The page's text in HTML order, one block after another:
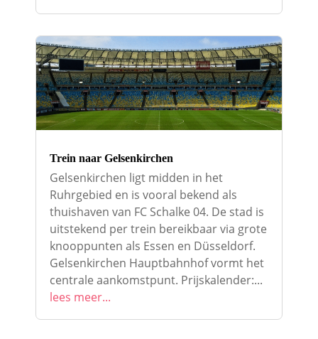
Trein naar Gelsenkirchen
Gelsenkirchen ligt midden in het
Ruhrgebied en is vooral bekend als
thuishaven van FC Schalke 04. De stad is
uitstekend per trein bereikbaar via grote
knooppunten als Essen en Düsseldorf.
Gelsenkirchen Hauptbahnhof vormt het
centrale aankomstpunt. Prijskalender:...
lees meer...